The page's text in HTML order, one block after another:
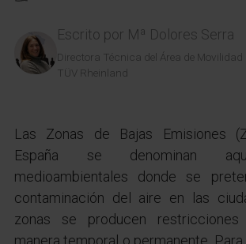
Escrito por Mª Dolores Serra
Directora Técnica del Área de Movilidad
TÜV Rheinland
Las Zonas de Bajas Emisiones
España se denominan
medioambientales donde se
contaminación del aire en las
zonas se producen
manera temporal o permanente.